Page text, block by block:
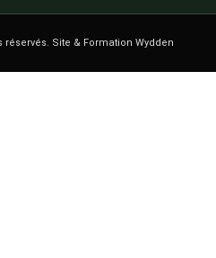
réservés. Site & Formation Wydden